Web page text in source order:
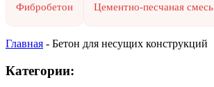
Фибробетон Цементно-песчаная смесь
Главная - Бетон для несущих конструкций
Категории: